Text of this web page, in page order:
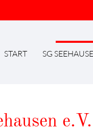
START SG
e.V.